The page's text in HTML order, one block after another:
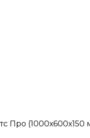
Про (1000х600х150